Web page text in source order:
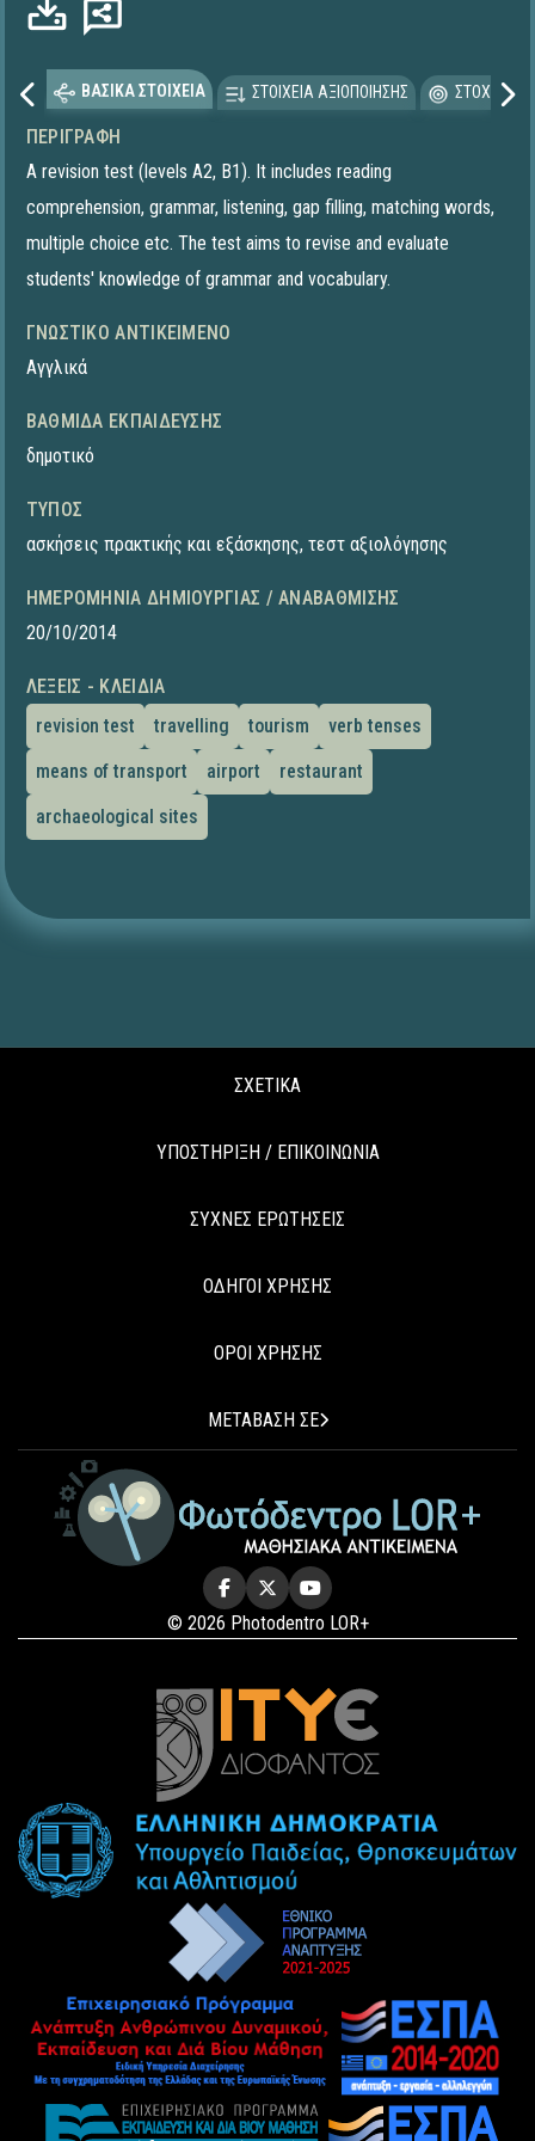
ΒΑΣΙΚΑ ΣΤΟΙΧΕΙΑ ΣΤΟΙΧΕΙΑ ΑΞΙΟΠΟΙΗΣΗΣ
ΠΕΡΙΓΡΑΦΉ
A revision test (levels A2, B1). It includes reading
comprehension, grammar, listening, gap filling, matching words,
multiple choice etc. The test aims to revise and evaluate
students' knowledge of grammar and vocabulary.
ΓΝΩΣΤΙΚΌ ΑΝΤΙΚΕΊΜΕΝΟ
Αγγλικά
ΒΑΘΜΊΔΑ ΕΚΠΑΊΔΕΥΣΗΣ
δημοτικό
ΤΎΠΟΣ
ασκήσεις πρακτικής και εξάσκησης, τεστ αξιολόγησης
ΗΜΕΡΟΜΗΝΊΑ ΔΗΜΙΟΥΡΓΊΑΣ / ΑΝΑΒΆΘΜΙΣΗΣ
20/10/2014
ΛΈΞΕΙΣ - ΚΛΕΙΔΙΆ
revision test
travelling tourism
verb tenses
means of transport
airport
restaurant
archaeological sites
ΣΧΕΤΙΚΑ
ΥΠΟΣΤΗΡΙΞΗ / ΕΠΙΚΟΙΝΩΝΙΑ
ΣΥΧΝΕΣ ΕΡΩΤΗΣΕΙΣ
ΟΔΗΓΟΙ ΧΡΗΣΗΣ
ΟΡΟΙ ΧΡΗΣΗΣ
ΜΕΤΑΒΑΣΗ ΣΕ
© 2026 Photodentro LOR+